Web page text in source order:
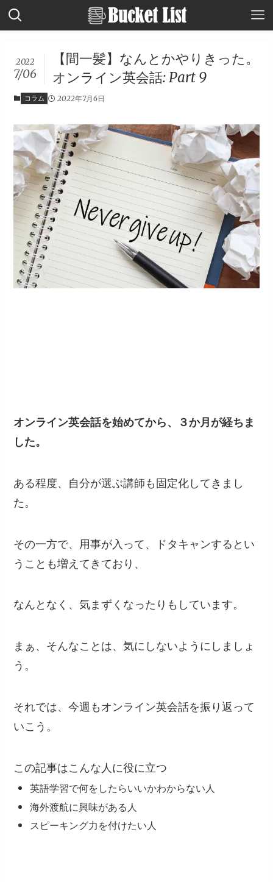
【間一髪】なんとかやりきった。
オンライン英会話: Part 9
2022
7/06
コラム 2022年7月6日
オンライン英会話を始めてから、３か月が経ちま
した。
ある程度、自分が選ぶ講師も固定化してきまし
た。
その一方で、用事が入って、ドタキャンするとい
うことも増えてきており、
なんとなく、気まずくなったりもしています。
まぁ、そんなことは、気にしないようにしましょ
う。
それでは、今週もオンライン英会話を振り返って
いこう。
この記事はこんな人に役に立つ
英語学習で何をしたらいいかわからない人
海外渡航に興味がある人
スピーキング力を付けたい人